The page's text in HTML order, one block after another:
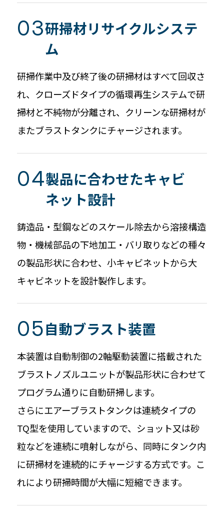
研掃材リサイクルシステ
ム
研掃作業中及び終了後の研掃材はすべて回収さ
れ、クローズドタイプの循環再生システムで研
掃材と不純物が分離され、クリーンな研掃材が
またブラストタンクにチャージされます。
製品に合わせたキャビ
ネット設計
鋳造品・型鋼などのスケール除去から溶接構造
物・機械部品の下地加工・バリ取りなどの種々
の製品形状に合わせ、小キャビネットから大
キャビネットを設計製作します。
自動ブラスト装置
本装置は自動制御の2軸駆動装置に搭載された
ブラストノズルユニットが製品形状に合わせて
プログラム通りに自動研掃します。
さらにエアーブラストタンクは連続タイプの
TQ型を使用していますので、ショット又は砂
粒などを連続に噴射しながら、同時にタンク内
に研掃材を連続的にチャージする方式です。こ
れにより研掃時間が大幅に短縮できます。